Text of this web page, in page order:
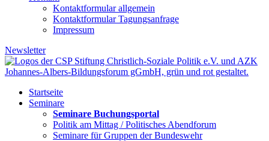
Kontaktformular allgemein
Kontaktformular Tagungsanfrage
Impressum
Newsletter
Startseite
Seminare
Seminare Buchungsportal
Politik am Mittag / Politisches Abendforum
Seminare für Gruppen der Bundeswehr